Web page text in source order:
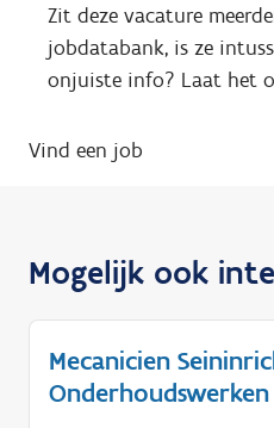
Zit deze vacature
jobdatabank, is ze
onjuiste info? Laat het
Vind een job
Mogelijk ook
Mecanicien
Onderhoudswerken